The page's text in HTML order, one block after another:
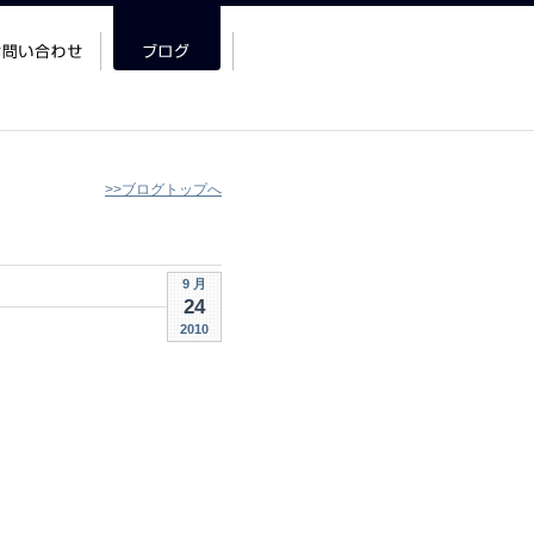
>>ブログトップへ
9 月
24
2010